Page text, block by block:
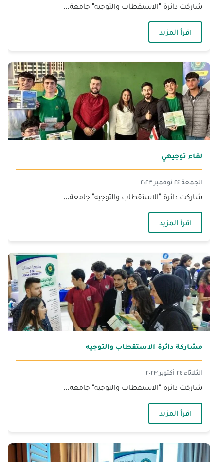
شاركت دائرة "الاستقطاب والتوجيه" جامعة...
اقرأ المزيد— مشاركة دائرة الاستفطاب
‏لقاء توجيهي‎
الجمعة ٢٤ نوفمبر ٢٠٢٣
شاركت دائرة "الاستقطاب والتوجيه" جامعة...
اقرأ المزيد— ‏لقاء توجيهي‎
مشاركة دائرة الاستقطاب والتوجيه
الثلاثاء ٢٤ أكتوبر ٢٠٢٣
شاركت دائرة "الاستقطاب والتوجيه" جامعة...
اقرأ المزيد— مشاركة دائرة الاستقطاب والتوجيه